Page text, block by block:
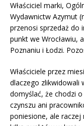
Właściciel marki,
Wydawnictw Azymut
przenosi sprzedaż do
punkt we Wrocławiu,
Poznaniu i Łodzi.
Właściciele przez
dlaczego zlikwidowali
domyślać, że chodzi o
czynszu ani
poniesione, ale raczej